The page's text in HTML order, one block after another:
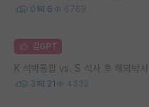
0 6 6769
김GPT
K 석박통합 vs. S 석사 후 해외박사
3 21 4332